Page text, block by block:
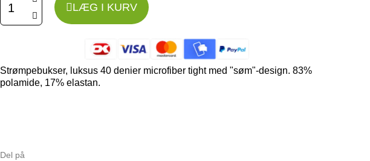
LÆG I KURV
Strømpebukser, luksus 40 denier microfiber tight med "søm"-design. 83%
polamide, 17% elastan.
Del på